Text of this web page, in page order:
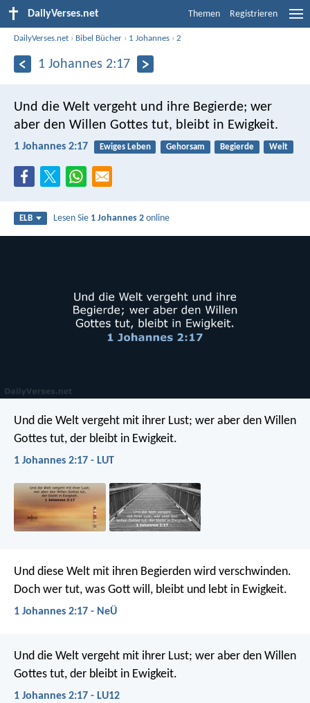
DailyVerses.net Themen Registrieren
DailyVerses.net › Bibel Bücher › 1 Johannes ›2
1 Johannes 2:17
Und die Welt vergeht und ihre Begierde; wer
aber den Willen Gottes tut, bleibt in Ewigkeit.
1 Johannes 2:17 Ewiges Leben Gehorsam Begierde Welt
ELB Lesen Sie 1 Johannes 2 online
Und die Welt vergeht mit ihrer Lust; wer aber den Willen
Gottes tut, der bleibt in Ewigkeit.
1 Johannes 2:17 - LUT
Und diese Welt mit ihren Begierden wird verschwinden.
Doch wer tut, was Gott will, bleibt und lebt in Ewigkeit.
1 Johannes 2:17 - NeÜ
Und die Welt vergeht mit ihrer Lust; wer aber den Willen
Gottes tut, der bleibt in Ewigkeit.
1 Johannes 2:17 - LU12